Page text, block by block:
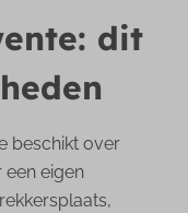
dit
beschikt over
eigen